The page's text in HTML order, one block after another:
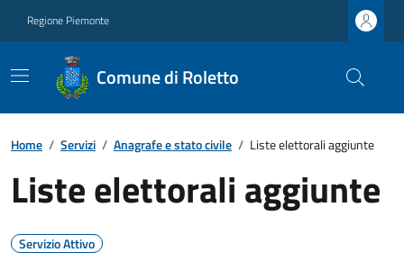
Regione Piemonte
Comune di Roletto
Home / Servizi / Anagrafe e stato civile / Liste elettorali aggiunte
Liste elettorali aggiunte
Servizio Attivo